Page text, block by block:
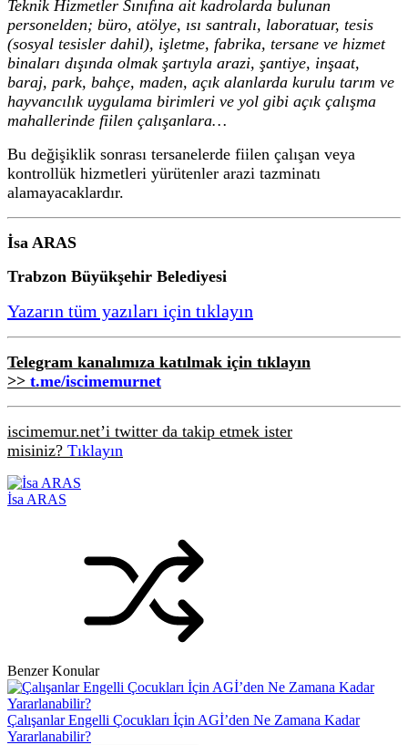
Teknik Hizmetler Sınıfına ait kadrolarda bulunan
personelden; büro, atölye, ısı santralı, laboratuar, tesis
(sosyal tesisler dahil), işletme, fabrika, tersane ve hizmet
binaları dışında olmak şartıyla arazi, şantiye, inşaat,
baraj, park, bahçe, maden, açık alanlarda kurulu tarım ve
hayvancılık uygulama birimleri ve yol gibi açık çalışma
mahallerinde fiilen çalışanlara…
Bu değişiklik sonrası tersanelerde fiilen çalışan veya
kontrollük hizmetleri yürütenler arazi tazminatı
alamayacaklardır.
İsa ARAS
Trabzon Büyükşehir Belediyesi
Yazarın tüm yazıları için tıklayın
Telegram kanalımıza katılmak için tıklayın
>> t.me/iscimemurnet
iscimemur.net’i twitter da takip etmek ister
misiniz? Tıklayın
İsa ARAS
Benzer Konular
Çalışanlar Engelli Çocukları İçin AGİ’den Ne Zamana Kadar
Yararlanabilir?